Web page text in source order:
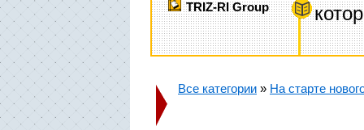
TRIZ-RI Group
Все категории » На старте